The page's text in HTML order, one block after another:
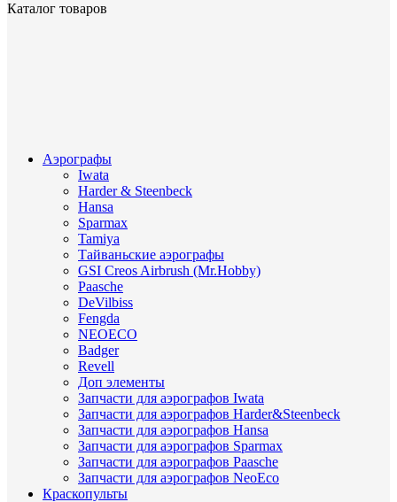
Каталог товаров
Аэрографы
Iwata
Harder & Steenbeck
Hansa
Sparmax
Tamiya
Тайваньские аэрографы
GSI Creos Airbrush (Mr.Hobby)
Paasche
DeVilbiss
Fengda
NEOECO
Badger
Revell
Доп элементы
Запчасти для аэрографов Iwata
Запчасти для аэрографов Harder&Steenbeck
Запчасти для аэрографов Hansa
Запчасти для аэрографов Sparmax
Запчасти для аэрографов Paasche
Запчасти для аэрографов NeoEco
Краскопульты